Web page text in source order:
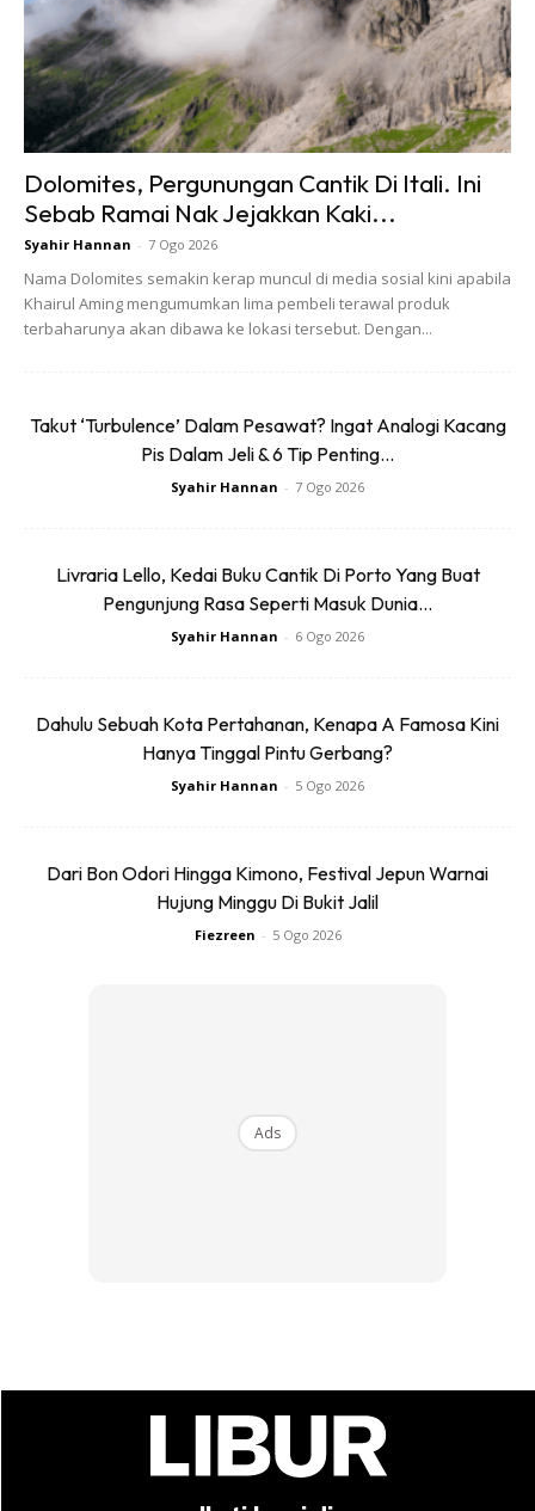
RM2 ribu sudah memadai. Bagi yang ingin merasai sendiri
percutian seperti Mohd Hafiz dan rakannnya, ikuti
Alhamdulilah selamat kembali ke tanah air selepas
seminggu disana. (Culture,Adventure,Leisure)
kenderaan)
ATV Ride + Nusa Penida Day Tour + Jeep Sunrise Trip =
Dolomites, Pergunungan Cantik Di Itali. Ini
Sebab Ramai Nak Jejakkan Kaki...
Syahir Hannan - 7 Ogo 2026
Nama Dolomites semakin kerap muncul di media sosial kini apabila
Khairul Aming mengumumkan lima pembeli terawal produk
terbaharunya akan dibawa ke lokasi tersebut. Dengan...
Takut ‘Turbulence’ Dalam Pesawat? Ingat Analogi Kacang
Pis Dalam Jeli & 6 Tip Penting...
Syahir Hannan - 7 Ogo 2026
Livraria Lello, Kedai Buku Cantik Di Porto Yang Buat
Pengunjung Rasa Seperti Masuk Dunia...
Syahir Hannan - 6 Ogo 2026
Dahulu Sebuah Kota Pertahanan, Kenapa A Famosa Kini
Hanya Tinggal Pintu Gerbang?
Syahir Hannan - 5 Ogo 2026
Dari Bon Odori Hingga Kimono, Festival Jepun Warnai
Hujung Minggu Di Bukit Jalil
Fiezreen - 5 Ogo 2026
Ads